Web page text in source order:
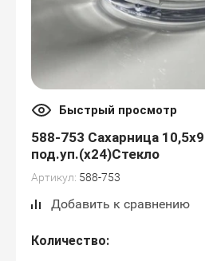
Быстрый просмотр
588-753 Сахарница
под.уп.(х24)Стекло
Артикул: 588-753
Добавить к сравнению
Количество: